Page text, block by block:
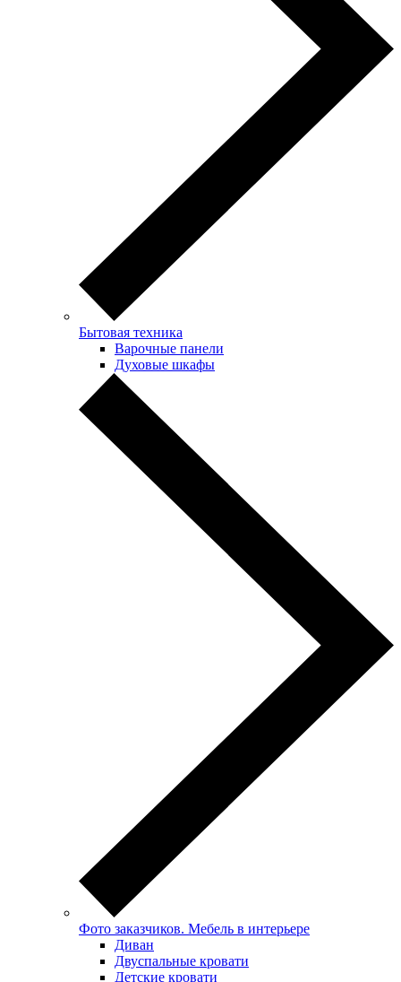
Бытовая техника
Варочные панели
Духовые шкафы
Фото заказчиков. Мебель в интерьере
Диван
Двуспальные кровати
Детские кровати